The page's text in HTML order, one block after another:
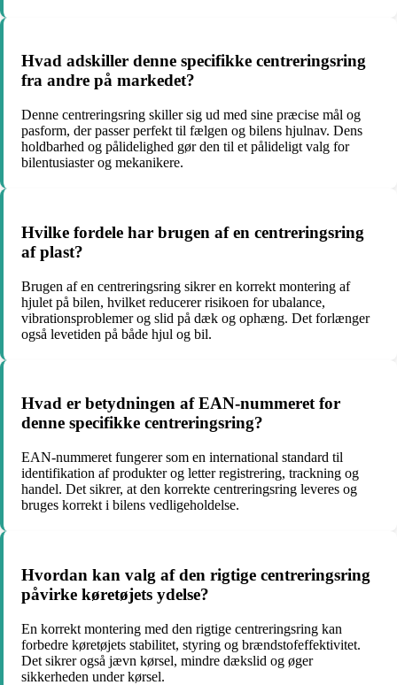
Hvad adskiller denne specifikke centreringsring
fra andre på markedet?
Denne centreringsring skiller sig ud med sine præcise mål og
pasform, der passer perfekt til fælgen og bilens hjulnav. Dens
holdbarhed og pålidelighed gør den til et pålideligt valg for
bilentusiaster og mekanikere.
Hvilke fordele har brugen af en centreringsring
af plast?
Brugen af en centreringsring sikrer en korrekt montering af
hjulet på bilen, hvilket reducerer risikoen for ubalance,
vibrationsproblemer og slid på dæk og ophæng. Det forlænger
også levetiden på både hjul og bil.
Hvad er betydningen af EAN-nummeret for
denne specifikke centreringsring?
EAN-nummeret fungerer som en international standard til
identifikation af produkter og letter registrering, trackning og
handel. Det sikrer, at den korrekte centreringsring leveres og
bruges korrekt i bilens vedligeholdelse.
Hvordan kan valg af den rigtige centreringsring
påvirke køretøjets ydelse?
En korrekt montering med den rigtige centreringsring kan
forbedre køretøjets stabilitet, styring og brændstofeffektivitet.
Det sikrer også jævn kørsel, mindre dækslid og øger
sikkerheden under kørsel.